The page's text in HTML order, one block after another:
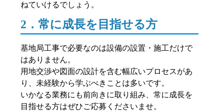
ねていけるでしょう。
2．常に成長を目指せる方
基地局工事で必要なのは設備の設置・施工だけで
はありません。
用地交渉や図面の設計を含む幅広いプロセスがあ
り、未経験から学ぶべきことは多いです。
いかなる業務にも前向きに取り組み、常に成長を
目指せる方はぜひご応募くださいませ。